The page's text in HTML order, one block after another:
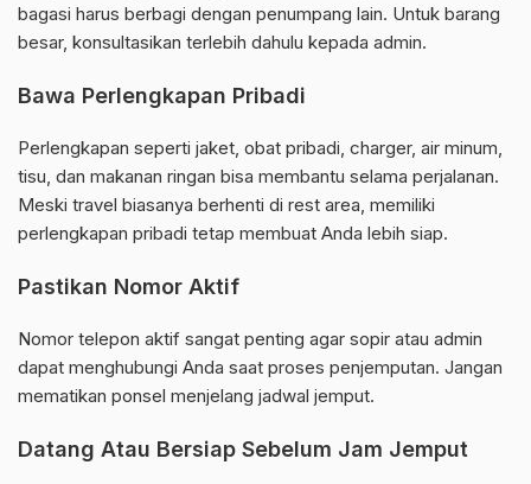
bagasi harus berbagi dengan penumpang lain. Untuk barang
besar, konsultasikan terlebih dahulu kepada admin.
Bawa Perlengkapan Pribadi
Perlengkapan seperti jaket, obat pribadi, charger, air minum,
tisu, dan makanan ringan bisa membantu selama perjalanan.
Meski travel biasanya berhenti di rest area, memiliki
perlengkapan pribadi tetap membuat Anda lebih siap.
Pastikan Nomor Aktif
Nomor telepon aktif sangat penting agar sopir atau admin
dapat menghubungi Anda saat proses penjemputan. Jangan
mematikan ponsel menjelang jadwal jemput.
Datang Atau Bersiap Sebelum Jam Jemput